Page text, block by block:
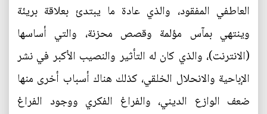
العاطفي المفقود، والذي عادة ما يبتدئ بعلاقة بريئة
وينتهي بمآس مؤلمة وقصص محزنة، والتي أساسها
(الانترنت)، والذي كان له التأثير والنصيب الأكبر في نشر
الإباحية والانحلال الخلقي، كذلك هناك أسباب أخرى منها
ضعف الوازع الديني، والفراغ الفكري ووجود الفراغ